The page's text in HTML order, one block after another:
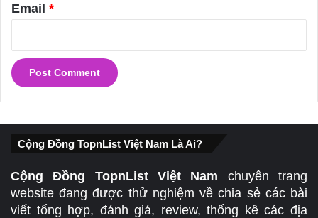
Email *
Cộng Đồng TopnList Việt Nam Là Ai?
Cộng Đồng TopnList Việt Nam chuyên trang
website đang được thử nghiệm về chia sẻ các bài
viết tổng hợp, đánh giá, review, thống kê các địa